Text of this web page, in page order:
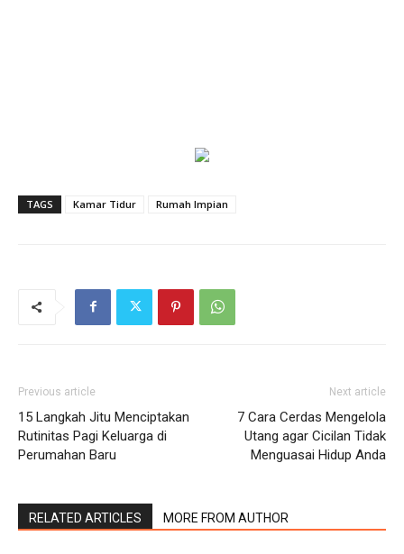
TAGS Kamar Tidur Rumah Impian
Previous article
15 Langkah Jitu Menciptakan
Rutinitas Pagi Keluarga di
Perumahan Baru
Next article
7 Cara Cerdas Mengelola
Utang agar Cicilan Tidak
Menguasai Hidup Anda
RELATED ARTICLES MORE FROM AUTHOR